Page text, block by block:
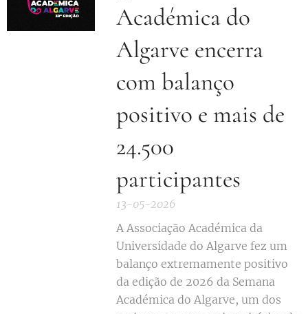
Académica do
Algarve encerra
com balanço
positivo e mais de
24.500
participantes
13-05-2026
A Associação Académica da
Universidade do Algarve fez um
balanço extremamente positivo
da edição de 2026 da Semana
Académica do Algarve, um dos